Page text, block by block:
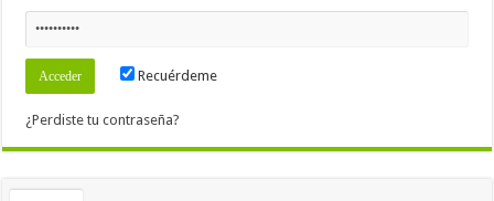
Recuérdeme
¿Perdiste tu contraseña?